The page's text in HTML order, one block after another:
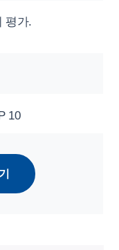
평가.